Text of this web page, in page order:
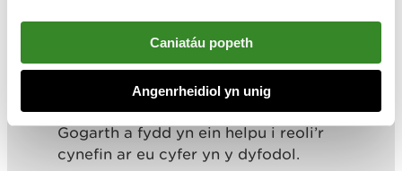
Caniatáu popeth
Angenrheidiol yn unig
"Mae'r prosiect hwn eisoes wedi rhoi
canfyddiadau cadarnhaol iawn i ni a
chipolwg defnyddiol ar sut mae'r pryfed
prin hyn yn defnyddio'r cynefinoedd ar y
Gogarth a fydd yn ein helpu i reoli’r
cynefin ar eu cyfer yn y dyfodol.